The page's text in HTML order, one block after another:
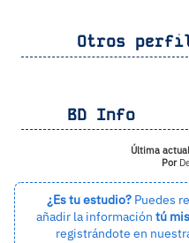
Otros
BD Info
Última
Por
¿Es tu estudio? Puedes
añadir la información tú
registrándote en